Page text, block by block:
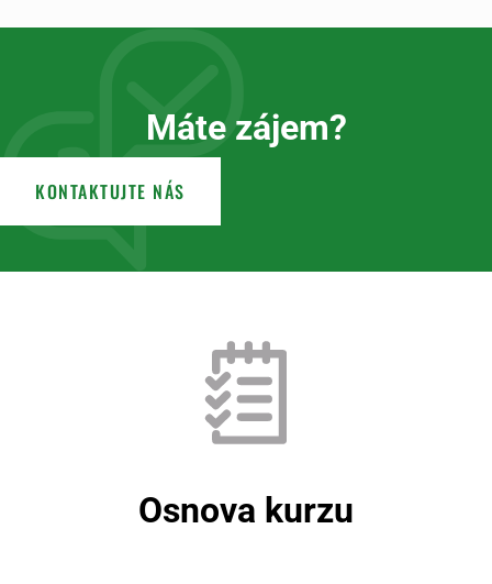
Máte zájem?
KONTAKTUJTE NÁS
Osnova kurzu